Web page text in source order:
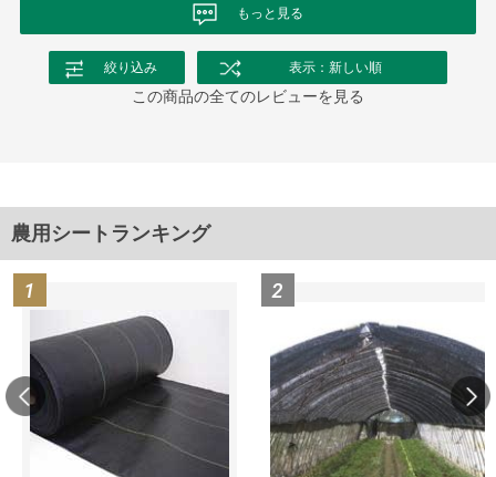
もっと見る
絞り込み 表示：新しい順
この商品の全てのレビューを見る
農用シートランキング